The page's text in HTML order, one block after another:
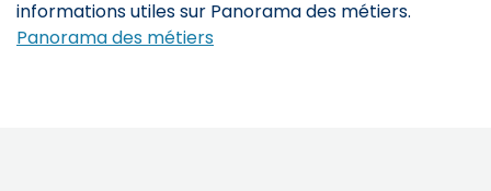
informations utiles sur Panorama des métiers.
Panorama des métiers